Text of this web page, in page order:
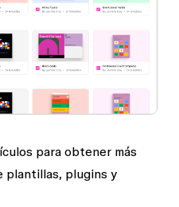
para obtener más
plantillas, plugins y